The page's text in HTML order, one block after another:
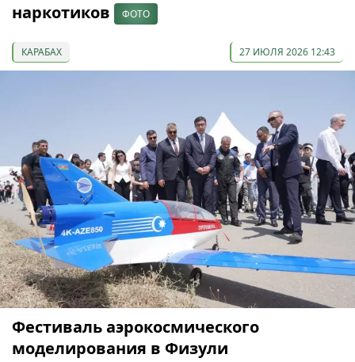
наркотиков
ФОТО
КАРАБАХ 27 ИЮЛЯ 2026 12:43
Фестиваль аэрокосмического
моделирования в Физули